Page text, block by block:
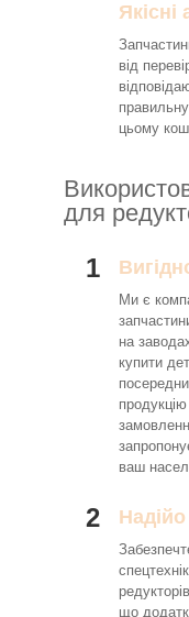
Якісні
від
цьому
для
1
Ми є
на
купити
ваш
2 Надійо
що